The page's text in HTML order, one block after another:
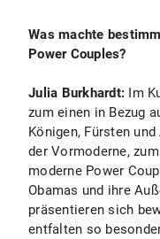
Was machte
Power Couples?
Julia Burkhardt: Im
zum einen in Bezug
Königen, Fürsten
der Vormoderne,
moderne Power
Obamas und ihre
präsentieren sich
entfalten so